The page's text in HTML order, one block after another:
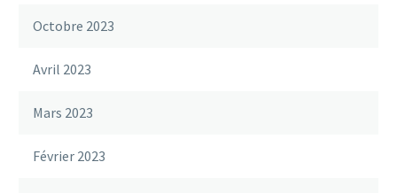
Octobre 2023
Avril 2023
Mars 2023
Février 2023